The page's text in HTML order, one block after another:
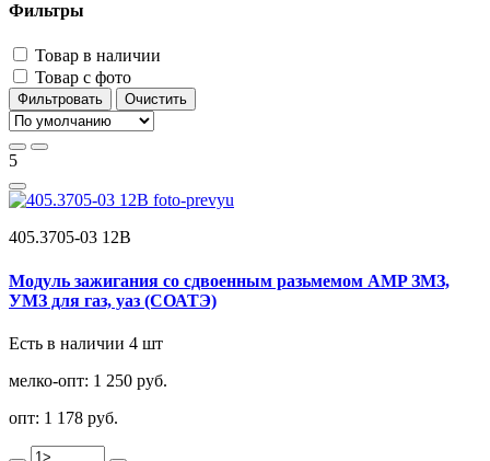
Фильтры
Товар в наличии
Товар с фото
Фильтровать Очистить
5
405.3705-03 12В
Модуль зажигания со сдвоенным разьмемом AMP ЗМЗ,
УМЗ для газ, уаз (СОАТЭ)
Есть в наличии 4 шт
мелко-опт: 1 250 руб.
опт: 1 178 руб.